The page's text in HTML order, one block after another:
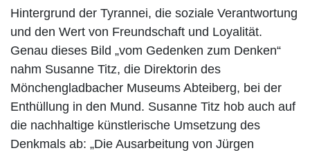
Hintergrund der Tyrannei, die soziale Verantwortung
und den Wert von Freundschaft und Loyalität.
Genau dieses Bild „vom Gedenken zum Denken“
nahm Susanne Titz, die Direktorin des
Mönchengladbacher Museums Abteiberg, bei der
Enthüllung in den Mund. Susanne Titz hob auch auf
die nachhaltige künstlerische Umsetzung des
Denkmals ab: „Die Ausarbeitung von Jürgen